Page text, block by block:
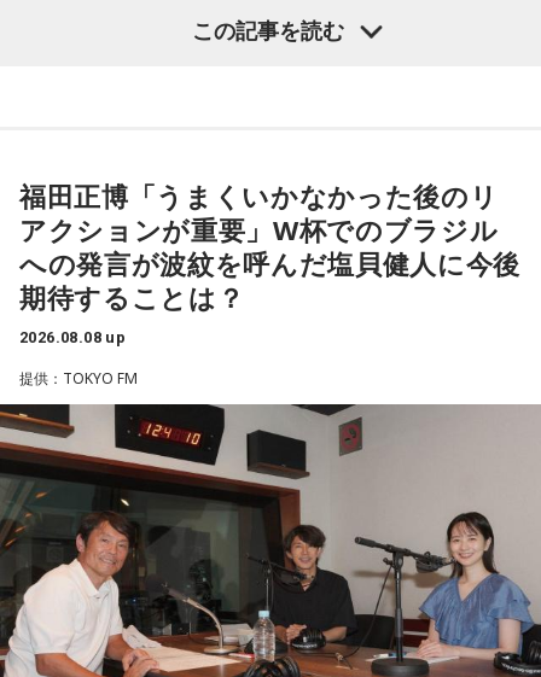
業協同組合連合会）のフューネラルアンバサダーも務める田
村淳と、アシスタントの砂山圭大郎アナウンサーが登壇。
昨年に続き2回目の開催となる本イベントは、参加者が自分自
身を見つめ直す2つのコーナーで展開。「自分への表彰状を送
ろう」のコーナーでは、大きな成功でなくても「自分、本当
によく頑張ったな」と思えるこれまでの出来事を、“自分への
表彰状”という形で来場者から募集・紹介。自身の記憶を改め
て言葉にすることで、人生をじっくりと見つめ直す時間とな
りました。
続く「人生の最後に流したい私のエンディング曲」のコーナ
ーでは、来場者が選んだ“人生の最後に流したい一曲”にまつわ
る思い出を紹介。音楽を通してこれまでの人生を振り返りな
がら、これからの“自分らしい生き方”を考える時間を共有しま
した。田村は、人生の最後に流したい曲について、「お葬式
で流す曲は決めている。しかも自分の声で流したいと思っ
て、毎日ギターの弾き語りを書斎で練習して、音源として残
この記事を読む
福田正博「うまくいかなかった後のリ
アクションが重要」W杯でのブラジル
への発言が波紋を呼んだ塩貝健人に今後
期待することは？
2026.08.08 up
提供：TOKYO FM